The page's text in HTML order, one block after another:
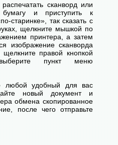
сканворд или
и приступить к
старинке», так сказать с
щелкните мышкой по
принтера, а затем
изображение сканворда
щелкните правой кнопкой
пункт меню
любой удобный для вас
новый документ и
обмена скопированное
после чего отправьте